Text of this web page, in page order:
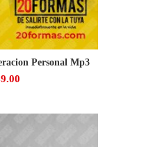
Personal Mp3